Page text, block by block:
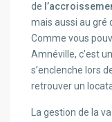
de
mais aussi au gré
Comme vous
Amnéville, c’est
s’enclenche lors
retrouver un
La gestion de la